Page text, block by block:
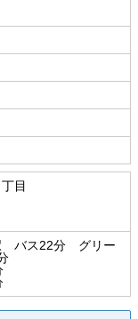
目
バス22分 グリー